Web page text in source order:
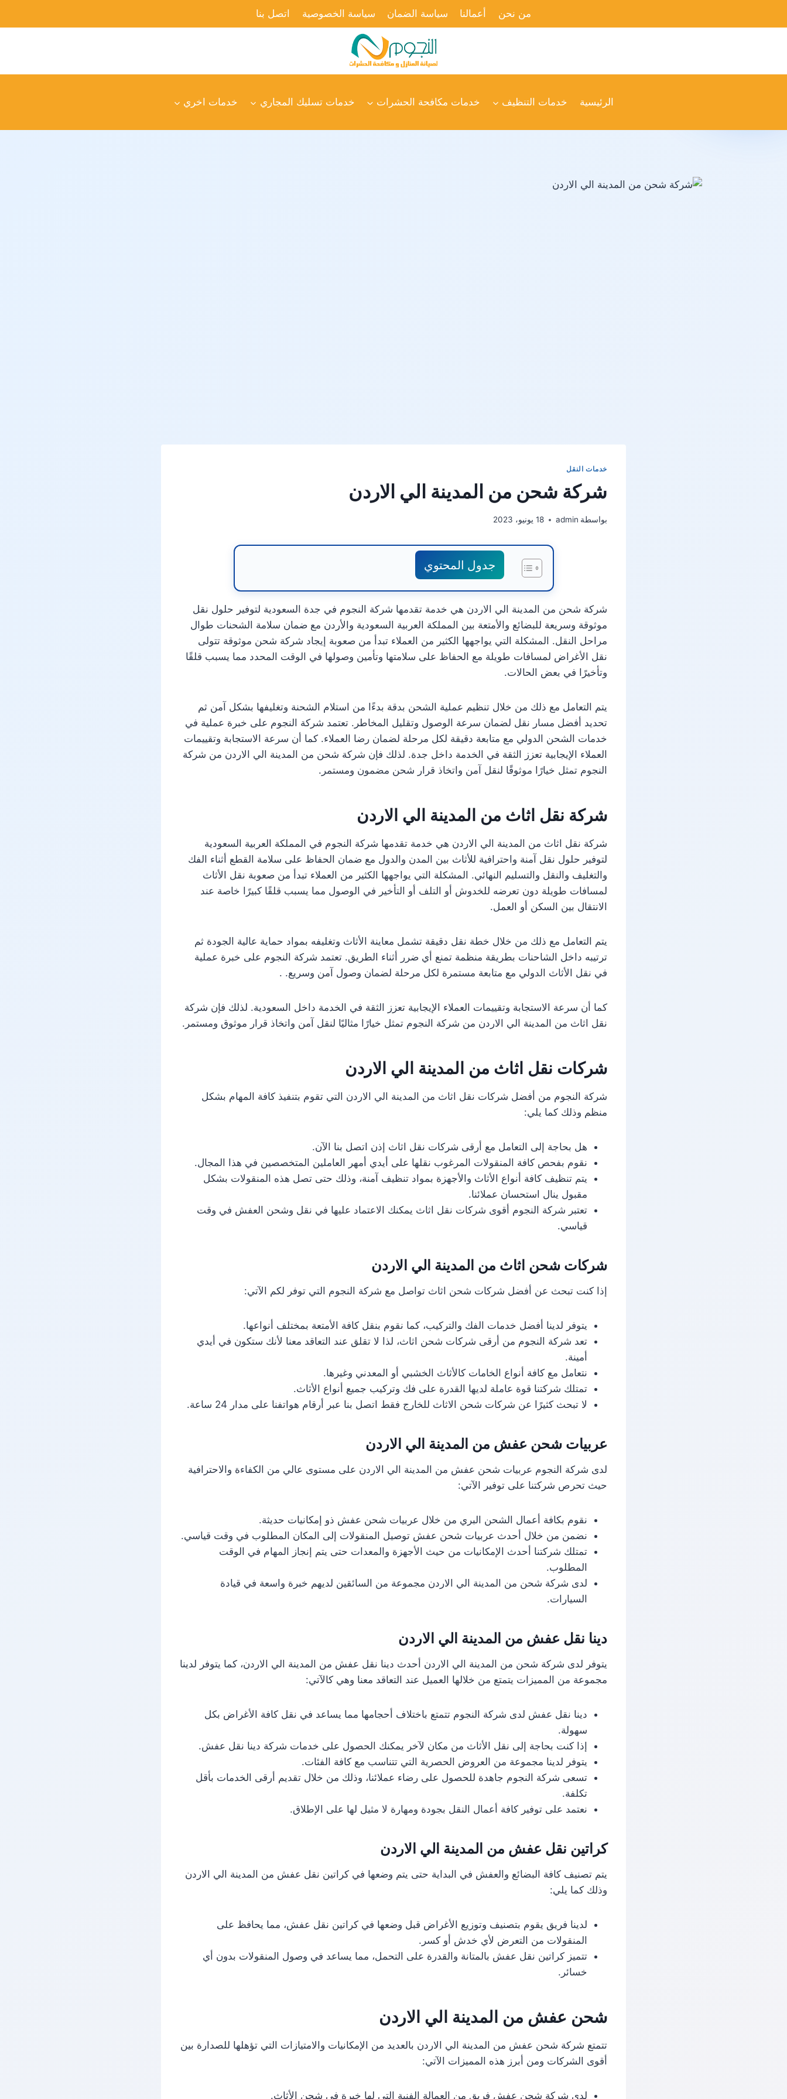
من نحن أعمالنا سياسة الضمان سياسة الخصوصية اتصل بنا
الرئيسية خدمات التنظيف خدمات مكافحة الحشرات خدمات تسليك المجاري خدمات اخري
خدمات النقل
شركة شحن من المدينة الي الاردن
بواسطة admin 18 يونيو، 2023
جدول المحتوي
شركة شحن من المدينة الي الاردن هي خدمة تقدمها شركة النجوم في جدة السعودية لتوفير حلول نقل
موثوقة وسريعة للبضائع والأمتعة بين المملكة العربية السعودية والأردن مع ضمان سلامة الشحنات طوال
مراحل النقل. المشكلة التي يواجهها الكثير من العملاء تبدأ من صعوبة إيجاد شركة شحن موثوقة تتولى
نقل الأغراض لمسافات طويلة مع الحفاظ على سلامتها وتأمين وصولها في الوقت المحدد مما يسبب قلقًا
وتأخيرًا في بعض الحالات.
يتم التعامل مع ذلك من خلال تنظيم عملية الشحن بدقة بدءًا من استلام الشحنة وتغليفها بشكل آمن ثم
تحديد أفضل مسار نقل لضمان سرعة الوصول وتقليل المخاطر. تعتمد شركة النجوم على خبرة عملية في
خدمات الشحن الدولي مع متابعة دقيقة لكل مرحلة لضمان رضا العملاء. كما أن سرعة الاستجابة وتقييمات
العملاء الإيجابية تعزز الثقة في الخدمة داخل جدة. لذلك فإن شركة شحن من المدينة الي الاردن من شركة
النجوم تمثل خيارًا موثوقًا لنقل آمن واتخاذ قرار شحن مضمون ومستمر.
شركة نقل اثاث من المدينة الي الاردن
شركة نقل اثاث من المدينة الي الاردن هي خدمة تقدمها شركة النجوم في المملكة العربية السعودية
لتوفير حلول نقل آمنة واحترافية للأثاث بين المدن والدول مع ضمان الحفاظ على سلامة القطع أثناء الفك
والتغليف والنقل والتسليم النهائي. المشكلة التي يواجهها الكثير من العملاء تبدأ من صعوبة نقل الأثاث
لمسافات طويلة دون تعرضه للخدوش أو التلف أو التأخير في الوصول مما يسبب قلقًا كبيرًا خاصة عند
الانتقال بين السكن أو العمل.
يتم التعامل مع ذلك من خلال خطة نقل دقيقة تشمل معاينة الأثاث وتغليفه بمواد حماية عالية الجودة ثم
ترتيبه داخل الشاحنات بطريقة منظمة تمنع أي ضرر أثناء الطريق. تعتمد شركة النجوم على خبرة عملية
في نقل الأثاث الدولي مع متابعة مستمرة لكل مرحلة لضمان وصول آمن وسريع. .
كما أن سرعة الاستجابة وتقييمات العملاء الإيجابية تعزز الثقة في الخدمة داخل السعودية. لذلك فإن شركة
نقل اثاث من المدينة الي الاردن من شركة النجوم تمثل خيارًا مثاليًا لنقل آمن واتخاذ قرار موثوق ومستمر.
شركات نقل اثاث من المدينة الي الاردن
شركة النجوم من أفضل شركات نقل اثاث من المدينة الي الاردن التي تقوم بتنفيذ كافة المهام بشكل
منظم وذلك كما يلي:
هل بحاجة إلى التعامل مع أرقى شركات نقل اثاث إذن اتصل بنا الآن.
نقوم بفحص كافة المنقولات المرغوب نقلها على أيدي أمهر العاملين المتخصصين في هذا المجال.
يتم تنظيف كافة أنواع الأثاث والأجهزة بمواد تنظيف آمنة، وذلك حتى تصل هذه المنقولات بشكل
مقبول ينال استحسان عملائنا.
تعتبر شركة النجوم أقوى شركات نقل اثاث يمكنك الاعتماد عليها في نقل وشحن العفش في وقت
قياسي.
شركات شحن اثاث من المدينة الي الاردن
إذا كنت تبحث عن أفضل شركات شحن اثاث تواصل مع شركة النجوم التي توفر لكم الآتي:
يتوفر لدينا أفضل خدمات الفك والتركيب، كما نقوم بنقل كافة الأمتعة بمختلف أنواعها.
تعد شركة النجوم من أرقى شركات شحن اثاث، لذا لا تقلق عند التعاقد معنا لأنك ستكون في أيدي
أمينة.
نتعامل مع كافة أنواع الخامات كالأثاث الخشبي أو المعدني وغيرها.
تمتلك شركتنا قوة عاملة لديها القدرة على فك وتركيب جميع أنواع الأثاث.
لا تبحث كثيرًا عن شركات شحن الاثاث للخارج فقط اتصل بنا عبر أرقام هواتفنا على مدار 24 ساعة.
عربيات شحن عفش من المدينة الي الاردن
لدى شركة النجوم عربيات شحن عفش من المدينة الي الاردن على مستوى عالي من الكفاءة والاحترافية
حيث تحرص شركتنا على توفير الآتي:
نقوم بكافة أعمال الشحن البري من خلال عربيات شحن عفش ذو إمكانيات حديثة.
نضمن من خلال أحدث عربيات شحن عفش توصيل المنقولات إلى المكان المطلوب في وقت قياسي.
تمتلك شركتنا أحدث الإمكانيات من حيث الأجهزة والمعدات حتى يتم إنجاز المهام في الوقت
المطلوب.
لدى شركة شحن من المدينة الي الاردن مجموعة من السائقين لديهم خبرة واسعة في قيادة
السيارات.
دينا نقل عفش من المدينة الي الاردن
يتوفر لدى شركة شحن من المدينة الي الاردن أحدث دينا نقل عفش من المدينة الي الاردن، كما يتوفر لدينا
مجموعة من المميزات يتمتع من خلالها العميل عند التعاقد معنا وهي كالآتي:
دينا نقل عفش لدى شركة النجوم تتمتع باختلاف أحجامها مما يساعد في نقل كافة الأغراض بكل
سهولة.
إذا كنت بحاجة إلى نقل الأثاث من مكان لآخر يمكنك الحصول على خدمات شركة دينا نقل عفش.
يتوفر لدينا مجموعة من العروض الحصرية التي تتناسب مع كافة الفئات.
تسعى شركة النجوم جاهدة للحصول على رضاء عملائنا، وذلك من خلال تقديم أرقى الخدمات بأقل
تكلفة.
نعتمد على توفير كافة أعمال النقل بجودة ومهارة لا مثيل لها على الإطلاق.
كراتين نقل عفش من المدينة الي الاردن
يتم تصنيف كافة البضائع والعفش في البداية حتى يتم وضعها في كراتين نقل عفش من المدينة الي الاردن
وذلك كما يلي:
لدينا فريق يقوم بتصنيف وتوزيع الأغراض قبل وضعها في كراتين نقل عفش، مما يحافظ على
المنقولات من التعرض لأي خدش أو كسر.
تتميز كراتين نقل عفش بالمتانة والقدرة على التحمل، مما يساعد في وصول المنقولات بدون أي
خسائر.
شحن عفش من المدينة الي الاردن
تتمتع شركة شحن عفش من المدينة الي الاردن بالعديد من الإمكانيات والامتيازات التي تؤهلها للصدارة بين
أقوى الشركات ومن أبرز هذه المميزات الآتي:
لدى شركة شحن عفش فريق من العمالة الفنية التي لها خبرة في شحن الأثاث.